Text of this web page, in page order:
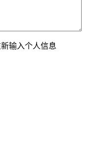
输入个人信息